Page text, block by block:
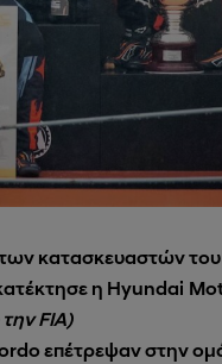
των κατασκευαστών
η Hyundai
FIA)
επέτρεψαν στην